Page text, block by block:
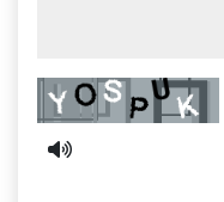
Captcha